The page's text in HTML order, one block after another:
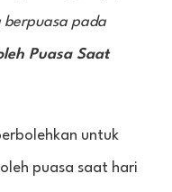
berpuasa pada
Puasa Saat
untuk
puasa saat hari